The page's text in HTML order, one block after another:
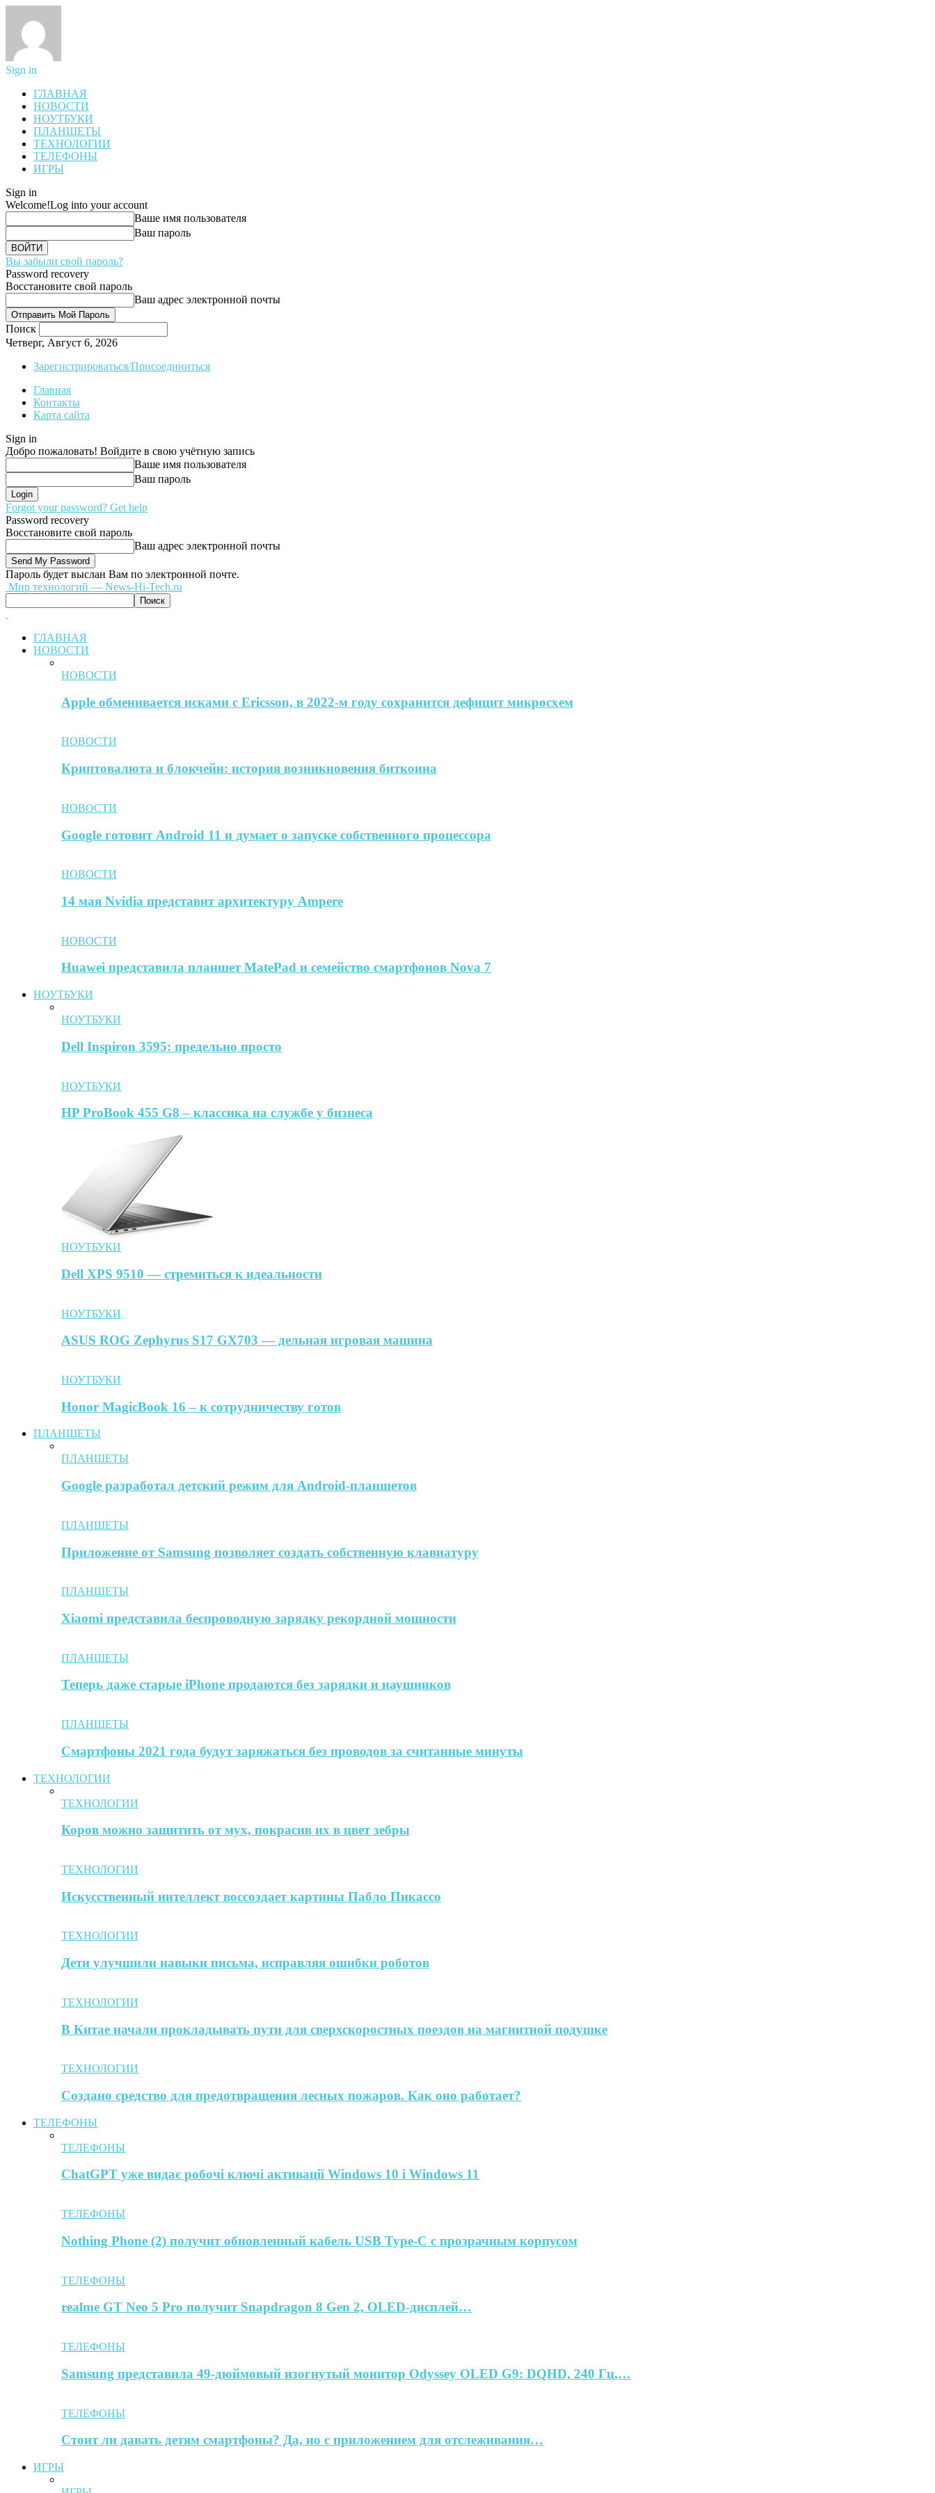
Sign in
ГЛАВНАЯ
НОВОСТИ
НОУТБУКИ
ПЛАНШЕТЫ
ТЕХНОЛОГИИ
ТЕЛЕФОНЫ
ИГРЫ
Sign in
Welcome!Log into your account
Ваше имя пользователя
Ваш пароль
Вы забыли свой пароль?
Password recovery
Восстановите свой пароль
Ваш адрес электронной почты
Поиск
Четверг, Август 6, 2026
Зарегистрироваться/Присоединиться
Главная
Контакты
Карта сайта
Sign in
Добро пожаловать! Войдите в свою учётную запись
Ваше имя пользователя
Ваш пароль
Forgot your password? Get help
Password recovery
Восстановите свой пароль
Ваш адрес электронной почты
Пароль будет выслан Вам по электронной почте.
Мир технологий — News-Hi-Tech.ru
ГЛАВНАЯ
НОВОСТИ
НОВОСТИ
Apple обменивается исками с Ericsson, в 2022-м году сохранится дефицит микросхем
НОВОСТИ
Криптовалюта и блокчейн: история возникновения биткоина
НОВОСТИ
Google готовит Android 11 и думает о запуске собственного процессора
НОВОСТИ
14 мая Nvidia представит архитектуру Ampere
НОВОСТИ
Huawei представила планшет MatePad и семейство смартфонов Nova 7
НОУТБУКИ
НОУТБУКИ
Dell Inspiron 3595: предельно просто
НОУТБУКИ
HP ProBook 455 G8 – классика на службе у бизнеса
НОУТБУКИ
Dell XPS 9510 — стремиться к идеальности
НОУТБУКИ
ASUS ROG Zephyrus S17 GX703 — дельная игровая машина
НОУТБУКИ
Honor MagicBook 16 – к сотрудничеству готов
ПЛАНШЕТЫ
ПЛАНШЕТЫ
Google разработал детский режим для Android-планшетов
ПЛАНШЕТЫ
Приложение от Samsung позволяет создать собственную клавиатуру
ПЛАНШЕТЫ
Xiaomi представила беспроводную зарядку рекордной мощности
ПЛАНШЕТЫ
Теперь даже старые iPhone продаются без зарядки и наушников
ПЛАНШЕТЫ
Смартфоны 2021 года будут заряжаться без проводов за считанные минуты
ТЕХНОЛОГИИ
ТЕХНОЛОГИИ
Коров можно защитить от мух, покрасив их в цвет зебры
ТЕХНОЛОГИИ
Искусственный интеллект воссоздает картины Пабло Пикассо
ТЕХНОЛОГИИ
Дети улучшили навыки письма, исправляя ошибки роботов
ТЕХНОЛОГИИ
В Китае начали прокладывать пути для сверхскоростных поездов на магнитной подушке
ТЕХНОЛОГИИ
Создано средство для предотвращения лесных пожаров. Как оно работает?
ТЕЛЕФОНЫ
ТЕЛЕФОНЫ
ChatGPT уже видає робочі ключі активації Windows 10 і Windows 11
ТЕЛЕФОНЫ
Nothing Phone (2) получит обновленный кабель USB Type-C с прозрачным корпусом
ТЕЛЕФОНЫ
realme GT Neo 5 Pro получит Snapdragon 8 Gen 2, OLED-дисплей…
ТЕЛЕФОНЫ
Samsung представила 49-дюймовый изогнутый монитор Odyssey OLED G9: DQHD, 240 Гц,…
ТЕЛЕФОНЫ
Стоит ли давать детям смартфоны? Да, но с приложением для отслеживания…
ИГРЫ